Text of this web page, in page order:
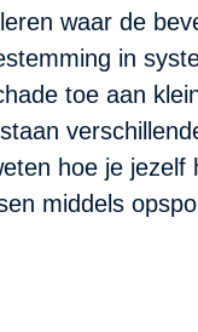
waar de
in
toe aan
hoe je jezelf
middels